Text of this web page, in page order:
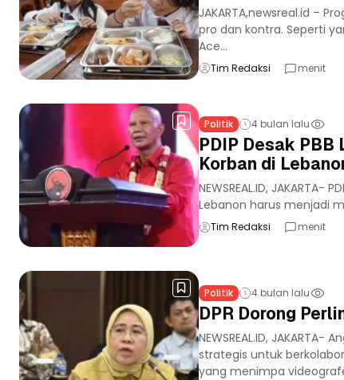
JAKARTA,newsreal.id –
pro dan kontra. Seperti
Ace...
Tim Redaksi menit
Politik 4 bulan lalu
PDIP Desak
Korban di
NEWSREAL.ID,
Lebanon harus menjadi
Tim Redaksi menit
Politik 4 bulan lalu
DPR Dorong
NEWSREAL.ID,
strategis untuk
yang menimpa